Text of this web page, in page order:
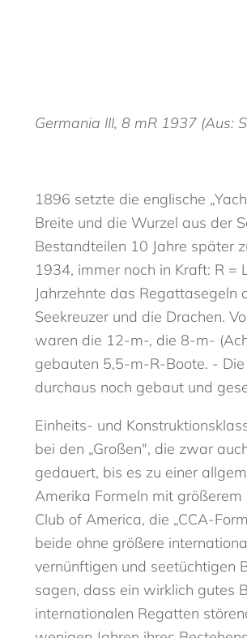
Germania III, 8 mR 1937 (Aus:
1896 setzte die englische
Breite und die Wurzel aus der
Bestandteilen 10 Jahre später
1934, immer noch in Kraft: R
Jahrzehnte das Regattasegeln
Seekreuzer und die Drachen.
waren die 12-m-, die 8-m-
gebauten 5,5-m-R-Boote. -
durchaus noch gebaut und
Einheits- und
bei den „Großen", die zwar
gedauert, bis es zu einer
Amerika Formeln mit größerem
Club of America, die „CCA-
beide ohne größere
vernünftigen und seetüchtigen
sagen, dass ein wirklich gutes
internationalen Regatten